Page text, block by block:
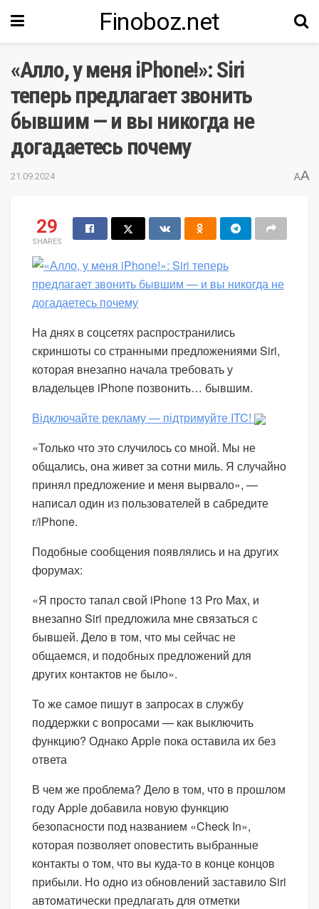
Finoboz.net
«Алло, у меня iPhone!»: Siri
теперь предлагает звонить
бывшим — и вы никогда не
догадаетесь почему
21.09.2024 AA
29
SHARES
На днях в соцсетях распространились
скриншоты со странными предложениями Siri,
которая внезапно начала требовать у
владельцев iPhone позвонить… бывшим.
Відключайте рекламу — підтримуйте ITC!
«Только что это случилось со мной. Мы не
общались, она живет за сотни миль. Я случайно
принял предложение и меня вырвало», —
написал один из пользователей в сабредите
r/iPhone.
Подобные сообщения появлялись и на других
форумах:
«Я просто тапал свой iPhone 13 Pro Max, и
внезапно Siri предложила мне связаться с
бывшей. Дело в том, что мы сейчас не
общаемся, и подобных предложений для
других контактов не было».
То же самое пишут в запросах в службу
поддержки с вопросами — как выключить
функцию? Однако Apple пока оставила их без
ответа
В чем же проблема? Дело в том, что в прошлом
году Apple добавила новую функцию
безопасности под названием «Check In»,
которая позволяет оповестить выбранные
контакты о том, что вы куда-то в конце концов
прибыли. Но одно из обновлений заставило Siri
автоматически предлагать для отметки